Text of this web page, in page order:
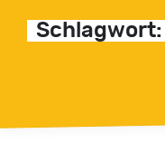
Schlagwort: